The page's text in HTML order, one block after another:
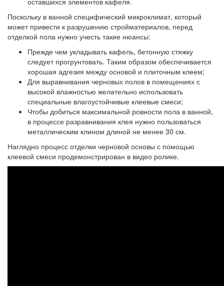
Поскольку в ванной специфический микроклимат, который
может привести к разрушению стройматериалов, перед
отделкой пола нужно учесть такие нюансы:
Прежде чем укладывать кафель, бетонную стяжку
следует прогрунтовать. Таким образом обеспечивается
хорошая адгезия между основой и плиточным клеем;
Для выравнивания черновых полов в помещениях с
высокой влажностью желательно использовать
специальные влагоустойчивые клеевые смеси;
Чтобы добиться максимальной ровности пола в ванной,
в процессе разравнивания клея нужно пользоваться
металлическим клином длиной не менее 30 см.
Наглядно процесс отделки черновой основы с помощью
клеевой смеси продемонстрирован в видео ролике.